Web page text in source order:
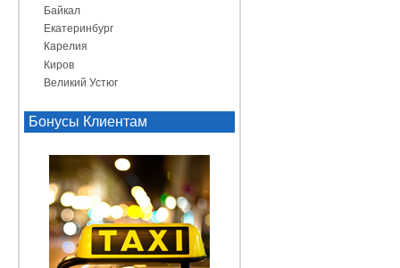
Байкал
Екатеринбург
Карелия
Киров
Великий Устюг
Бонусы Клиентам